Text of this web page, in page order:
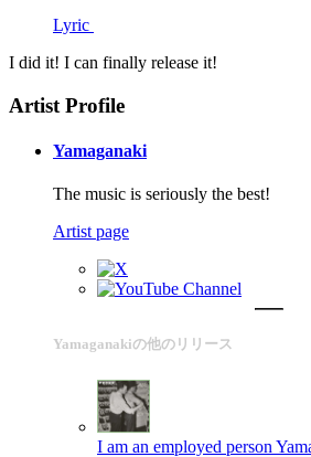
Lyric
I did it! I can finally release it!
Artist Profile
Yamaganaki
The music is seriously the best!
Artist page
Yamaganakiの他のリリース
I am an employed person